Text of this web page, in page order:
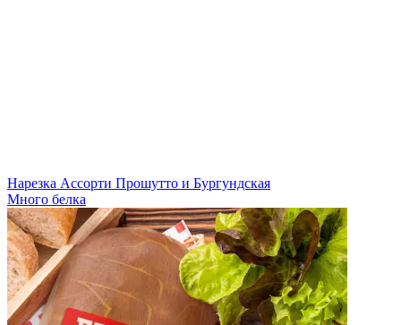
Нарезка Ассорти Прошутто и Бургундская
Много белка